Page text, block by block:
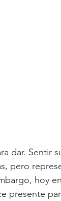
dar. Sentir
pero
hoy
presente